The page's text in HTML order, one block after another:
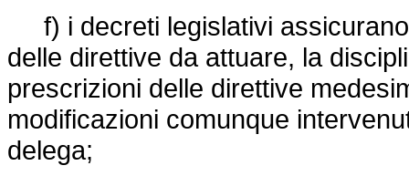
f) i decreti legislativi
delle direttive da attuare, la
prescrizioni delle direttive
modificazioni comunque
delega;